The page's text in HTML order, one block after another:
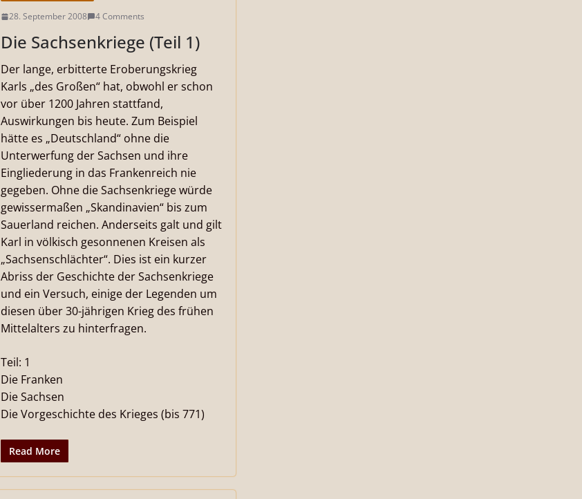
28. September 2008 4 Comments
Die Sachsenkriege (Teil 1)
Der lange, erbitterte Eroberungskrieg
Karls „des Großen“ hat, obwohl er schon
vor über 1200 Jahren stattfand,
Auswirkungen bis heute. Zum Beispiel
hätte es „Deutschland“ ohne die
Unterwerfung der Sachsen und ihre
Eingliederung in das Frankenreich nie
gegeben. Ohne die Sachsenkriege würde
gewissermaßen „Skandinavien“ bis zum
Sauerland reichen. Anderseits galt und gilt
Karl in völkisch gesonnenen Kreisen als
„Sachsenschlächter“. Dies ist ein kurzer
Abriss der Geschichte der Sachsenkriege
und ein Versuch, einige der Legenden um
diesen über 30-jährigen Krieg des frühen
Mittelalters zu hinterfragen.
Teil: 1
Die Franken
Die Sachsen
Die Vorgeschichte des Krieges (bis 771)
Read More